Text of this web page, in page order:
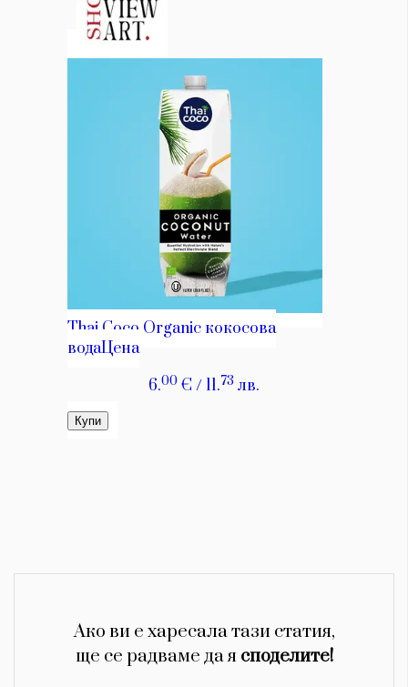
Ако ви е харесала тази статия,
ще се радваме да я споделите!